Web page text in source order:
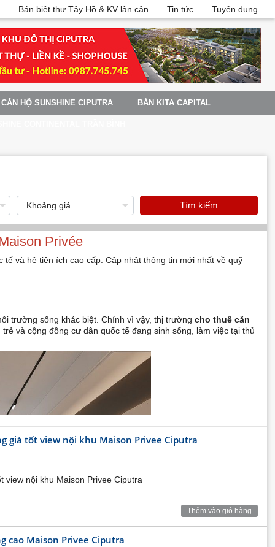
Bán biệt thự Tây Hồ & KV lân cận Tin tức Tuyển dụng
CĂN HỘ SUNSHINE CIPUTRA BÁN KITA CAPITAL
Tìm kiếm
Privée
và hệ tiện ích cao cấp. Cập nhật thông tin mới nhất về quỹ
trường sống khác biệt. Chính vì vậy, thị trườngcho thuê căn
và cộng đồng cư dân quốc tế đang sinh sống, làm việc tại thủ
giá tốt view nội khu Maison Privee Ciputra
view nội khu Maison Privee Ciputra
Thêm vào giỏ hàng
cao Maison Privee Ciputra